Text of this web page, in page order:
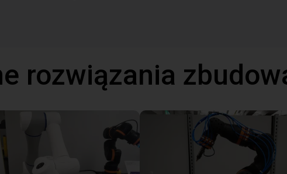
rozwiązania